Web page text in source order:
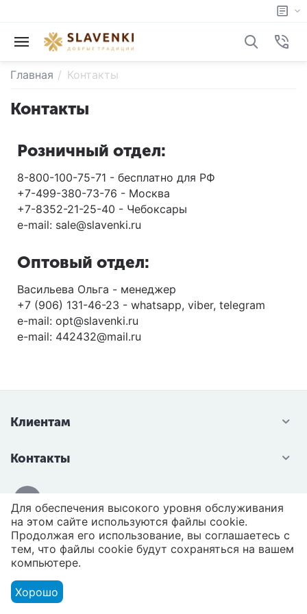
Главная / Контакты
Контакты
Розничный отдел:
8-800-100-75-71 - бесплатно для РФ
+7-499-380-73-76 - Москва
+7-8352-21-25-40 - Чебоксары
e-mail: sale@slavenki.ru
Оптовый отдел:
Васильева Ольга - менеджер
+7 (906) 131-46-23 - whatsapp, viber, telegram
e-mail: opt@slavenki.ru
e-mail: 442432@mail.ru
Клиентам
Контакты
© 2015 - 2026 Славенки. Разработал и продвинулЛИДОЛОВ
Для обеспечения высокого уровня обслуживания
на этом сайте используются файлы cookie.
Продолжая его использование, вы соглашаетесь с
тем, что файлы cookie будут сохраняться на вашем
компьютере.
Хорошо